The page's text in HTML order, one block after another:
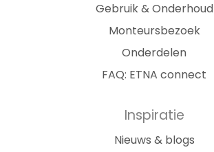
Gebruik & Onderhoud
Monteursbezoek
Onderdelen
FAQ: ETNA connect
Inspiratie
Nieuws & blogs